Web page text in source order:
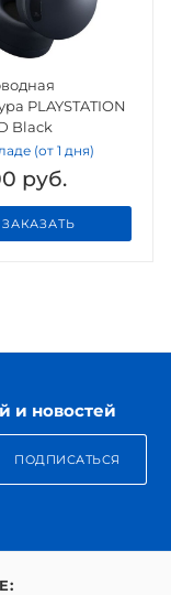
PLAYSTATION
Black
(от 1 дня)
руб.
ЗАКАЗАТЬ
и новостей
ПОДПИСАТЬСЯ